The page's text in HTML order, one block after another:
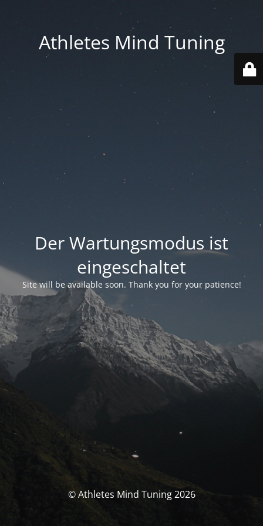
Athletes Mind Tuning
Der Wartungsmodus ist
eingeschaltet
Site will be available soon. Thank you for your patience!
© Athletes Mind Tuning 2026